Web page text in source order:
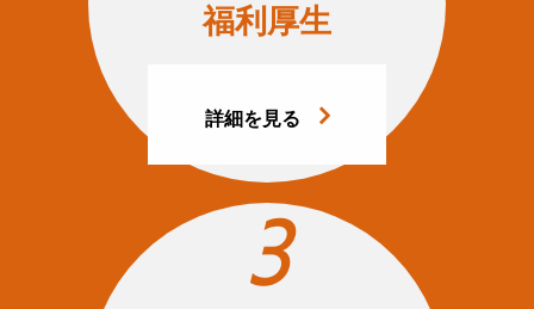
福利厚生
詳細を見る
3